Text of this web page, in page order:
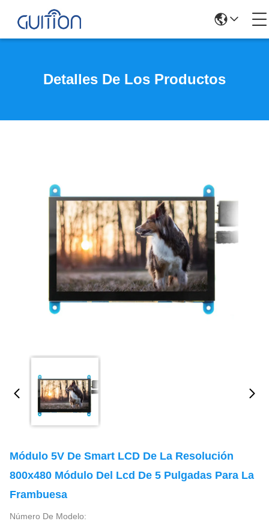
Detalles De Los Productos
Módulo 5V De Smart LCD De La Resolución
800x480 Módulo Del Lcd De 5 Pulgadas Para La
Frambuesa
Número De Modelo: